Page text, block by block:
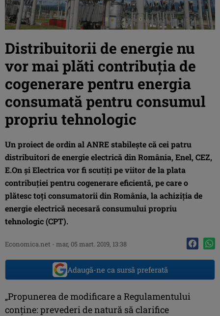
Distribuitorii de energie nu
vor mai plăti contribuţia de
cogenerare pentru energia
consumată pentru consumul
propriu tehnologic
Un proiect de ordin al ANRE stabileşte că cei patru
distribuitori de energie electrică din România, Enel, CEZ,
E.On şi Electrica vor fi scutiţi pe viitor de la plata
contribuţiei pentru cogenerare eficientă, pe care o
plătesc toţi consumatorii din România, la achiziţia de
energie electrică necesară consumului propriu
tehnologic (CPT).
Economica.net - mar, 05 mart. 2019, 13:38
Adaugă-ne ca sursă preferată
„Propunerea de modificare a Regulamentului
conține: prevederi de natură să clarifice